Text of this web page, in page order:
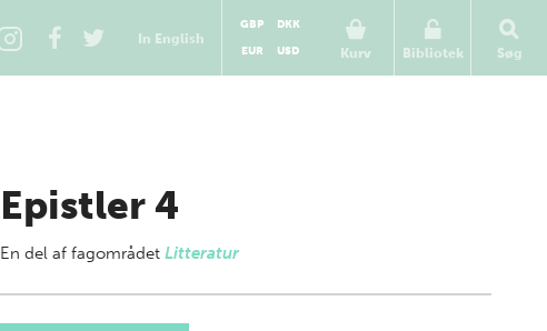
In English
Kurv
GBP
DKK
EUR
USD Bibliotek Søg
Epistler 4
En del af fagområdet Litteratur